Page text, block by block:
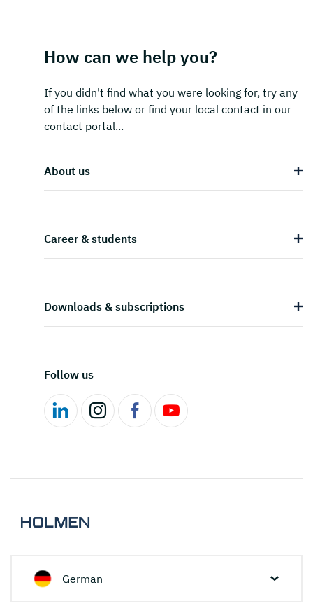
How can we help you?
If you didn't find what you were looking for, try any
of the links below or find your local contact in our
contact portal...
About us
Career & students
Downloads & subscriptions
Follow us
German